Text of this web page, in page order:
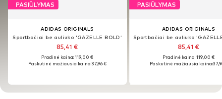
PASIŪLYMAS
ADIDAS ORIGINALS
Sportbačiai be auliuko 'GAZELLE BOLD'
85,41 €
Pradinė kaina: 119,00 €
Paskutinė mažiausia kaina:37,96 €
PASIŪLYMAS
ADIDAS ORIGINALS
85,41 €
Pradinė kaina: 119,00 €
Paskutinė mažiausia kaina:
PASIŪLYMAS
ADIDAS ORIGINALS
Sportbačiai be auliuko 'GAZELLE BOLD'
85,41 €
Pradinė kaina: 119,00 €
Paskutinė mažiausia kaina:37,96 €
PASIŪLYMAS
ADIDAS ORIGINALS
85,41 €
Pradinė kaina: 119,00 €
Paskutinė mažiausia kaina: